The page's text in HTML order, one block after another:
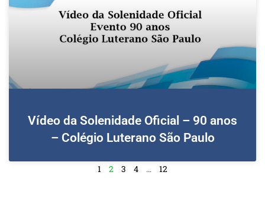
Vídeo da Solenidade Oficial – 90 anos
– Colégio Luterano São Paulo
1 2 3 4 … 12